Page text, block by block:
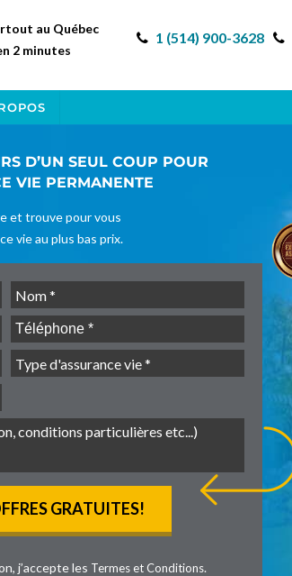
au Québec
2 minutes
1 (514) 900-3628
D’UN SEUL COUP POUR
VIE PERMANENTE
et trouve pour vous
vie au plus bas prix.
j’accepte les Termes et Conditions.